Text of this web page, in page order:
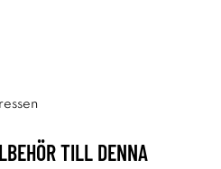
TILL DENNA